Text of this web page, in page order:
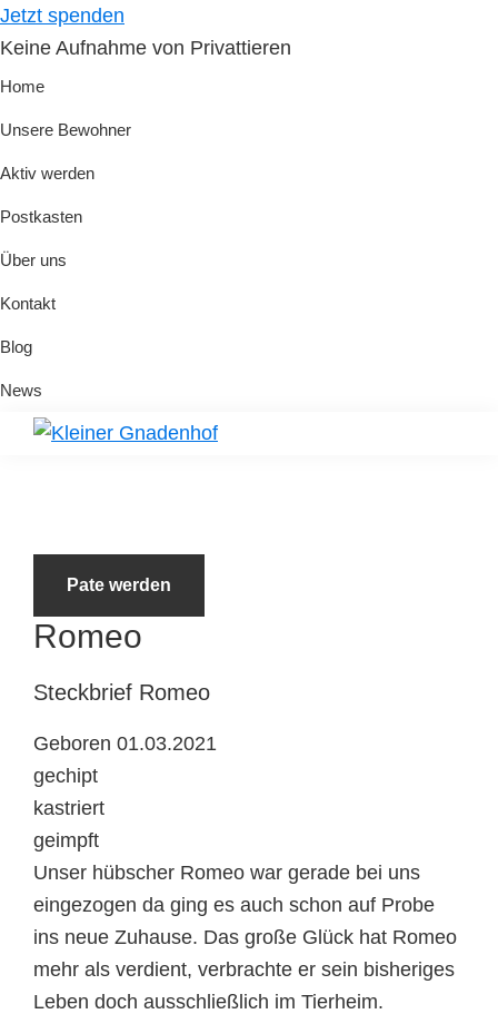
Skip
to
primary
Skip
to
main
Jetzt spenden
Keine Aufnahme von Privattieren
Home
Unsere Bewohner
Aktiv werden
Postkasten
Über uns
Kontakt
Blog
News
Pate werden
Romeo
Steckbrief Romeo
Geboren 01.03.2021
gechipt
kastriert
geimpft
Unser hübscher Romeo war gerade bei uns
eingezogen da ging es auch schon auf Probe
ins neue Zuhause. Das große Glück hat Romeo
mehr als verdient, verbrachte er sein bisheriges
Leben doch ausschließlich im Tierheim.